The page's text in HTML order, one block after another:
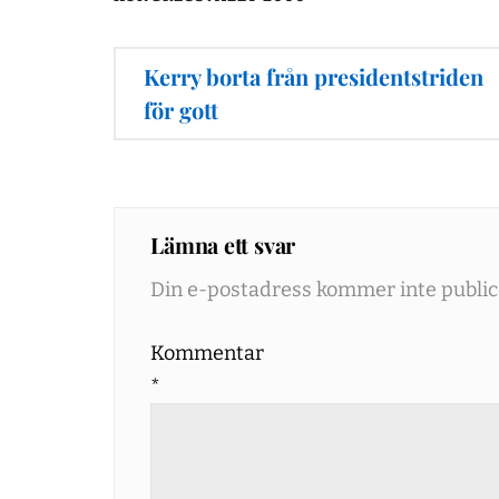
Inläggsnavigering
Kerry borta från presidentstriden
för gott
Lämna ett svar
Din e-postadress kommer inte
Kommentar
*